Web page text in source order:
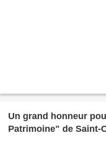
Un grand honneur
Patrimoine" de Saint-